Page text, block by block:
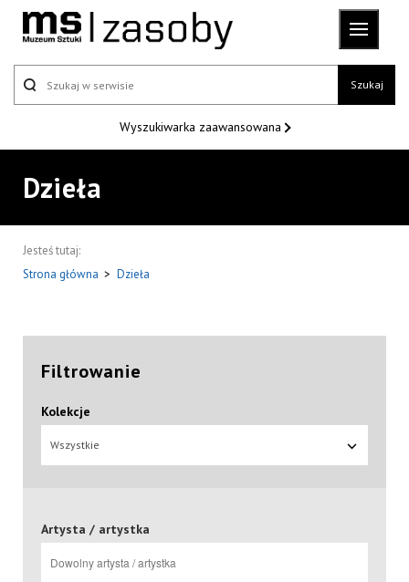
Szukaj
Wyszukiwarka zaawansowana
Dzieła
Jesteś tutaj:
Strona główna > Dzieła
Filtrowanie
Kolekcje
Wszystkie
Artysta / artystka